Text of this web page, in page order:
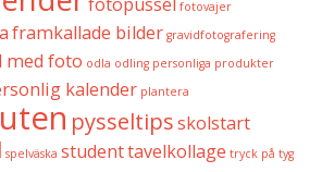
fotovajer
framkallade bilder gravidfotografering
med foto odla odling personliga produkter
kalender plantera
pysseltipsskolstart
spelväska studenttavelkollage tryck på tyg